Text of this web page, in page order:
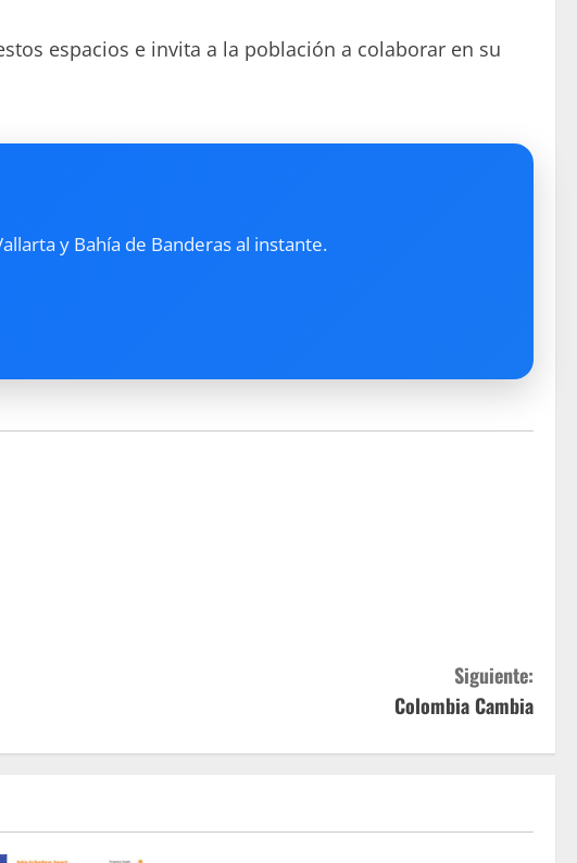
espacios e invita a la población a colaborar en su
y Bahía de Banderas al instante.
Siguiente:
Colombia Cambia